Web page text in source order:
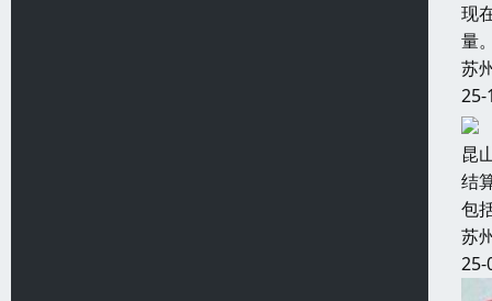
现
量
苏
25-
昆
结
包
苏
25-